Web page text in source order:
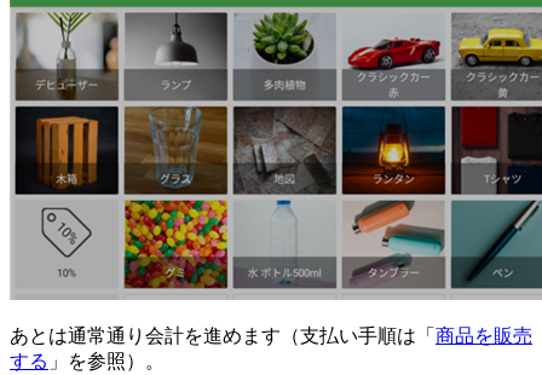
あとは通常通り会計を進めます（支払い手順は「 商品を販売
する 」を参照）。